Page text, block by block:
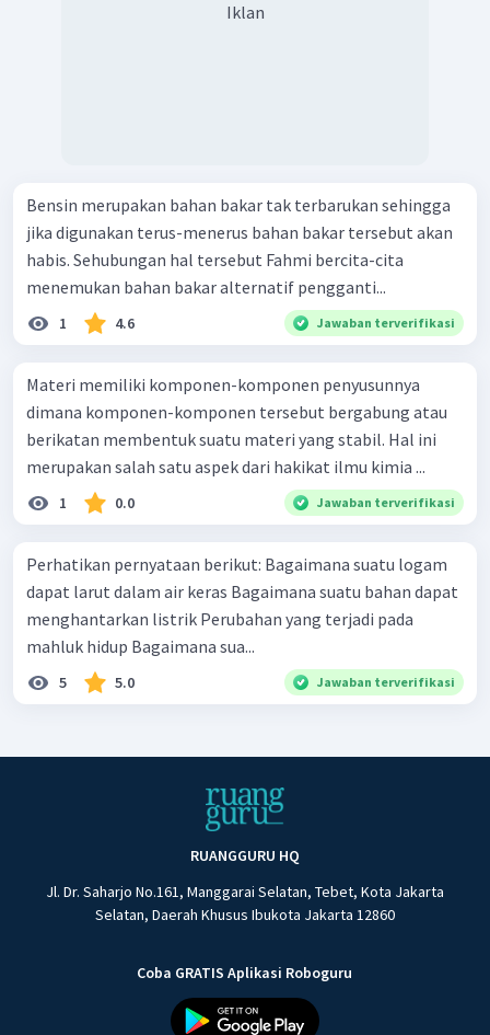
Iklan
Bensin merupakan bahan bakar tak terbarukan sehingga
jika digunakan terus-menerus bahan bakar tersebut akan
habis. Sehubungan hal tersebut Fahmi bercita-cita
menemukan bahan bakar alternatif pengganti...
1 4.6 Jawaban terverifikasi
Materi memiliki komponen-komponen penyusunnya
dimana komponen-komponen tersebut bergabung atau
berikatan membentuk suatu materi yang stabil. Hal ini
merupakan salah satu aspek dari hakikat ilmu kimia ...
1 0.0 Jawaban terverifikasi
Perhatikan pernyataan berikut: Bagaimana suatu logam
dapat larut dalam air keras Bagaimana suatu bahan dapat
menghantarkan listrik Perubahan yang terjadi pada
mahluk hidup Bagaimana sua...
5 5.0 Jawaban terverifikasi
RUANGGURU HQ
Jl. Dr. Saharjo No.161, Manggarai Selatan, Tebet, Kota Jakarta
Selatan, Daerah Khusus Ibukota Jakarta 12860
Coba GRATIS Aplikasi Roboguru